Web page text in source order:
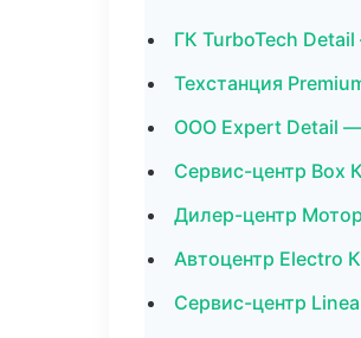
ГК TurboTech
Техстанция
ООО Expert Detail
Сервис-центр Box
Дилер-центр
Автоцентр Electro
Сервис-центр